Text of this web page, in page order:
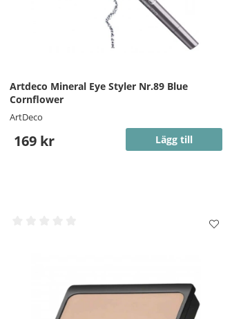
Artdeco Mineral Eye Styler Nr.89 Blue
Cornflower
ArtDeco
169 kr Lägg till